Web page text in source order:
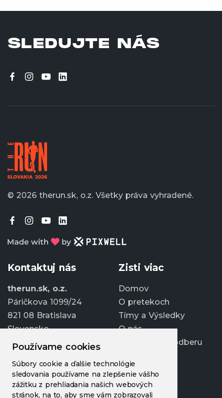
Používame cookies
Súbory cookie a ďalšie technológie
sledovania používame na zlepšenie vášho
zážitku z prehliadania našich webových
stránok, na to, aby sme vám zobrazovali
SLEDUJTE NÁS
© 2026 therun.sk, o.z. Všetky práva vyhradené.
Kontaktuj nás
therun.sk, o.z.
Páričkova 1099/24
821 08 Bratislava
Slovensko
info@therun.sk
+421 907 807 363
Upraviť cookies
Zisti viac
Domov
O pretekoch
Tímy a Výsledky
O nás
Prihlásiť sa k odberu